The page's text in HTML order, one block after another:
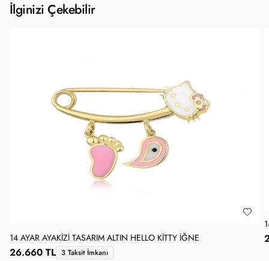
İlginizi Çekebilir
14 AYAR AYAKIZI TASARIM ALTIN HELLO KITTY İĞNE
26.660 TL 3 Taksit İmkanı